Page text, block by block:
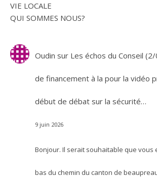
VIE LOCALE
QUI SOMMES NOUS?
Oudin sur Les échos du Conseil
de financement à la pour la vidéo
début de débat sur la sécurité…
9 juin 2026
Bonjour. Il serait souhaitable que vous
bas du chemin du canton de